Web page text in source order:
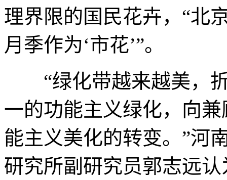
理界限的国民花卉，“北
月季作为‘市花’”。
“绿化带越来越美，折
一的功能主义绿化，向
能主义美化的转变。”河
研究所副研究员郭志远